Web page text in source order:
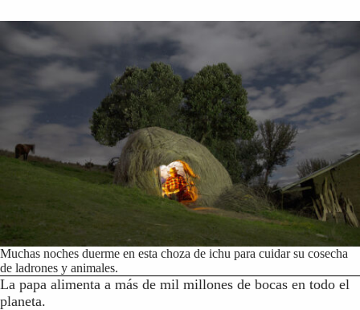
Muchas noches duerme en esta choza de ichu para cuidar su cosecha
de ladrones y animales.
La papa alimenta a más de mil millones de bocas en todo el
planeta.